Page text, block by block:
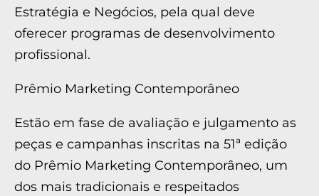
Estratégia e Negócios, pela qual deve
oferecer programas de desenvolvimento
profissional.
Prêmio Marketing Contemporâneo
Estão em fase de avaliação e julgamento as
peças e campanhas inscritas na 51ª edição
do Prêmio Marketing Contemporâneo, um
dos mais tradicionais e respeitados